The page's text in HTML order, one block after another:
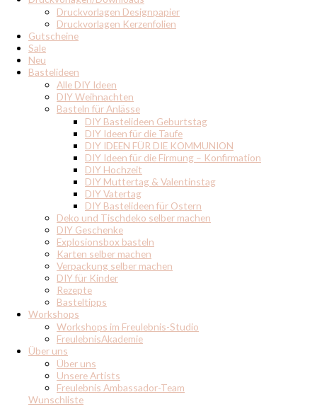
Druckvorlagen Designpapier
Druckvorlagen Kerzenfolien
Gutscheine
Sale
Neu
Bastelideen
Alle DIY Ideen
DIY Weihnachten
Basteln für Anlässe
DIY Bastelideen Geburtstag
DIY Ideen für die Taufe
DIY IDEEN FÜR DIE KOMMUNION
DIY Ideen für die Firmung – Konfirmation
DIY Hochzeit
DIY Muttertag & Valentinstag
DIY Vatertag
DIY Bastelideen für Ostern
Deko und Tischdeko selber machen
DIY Geschenke
Explosionsbox basteln
Karten selber machen
Verpackung selber machen
DIY für Kinder
Rezepte
Basteltipps
Workshops
Workshops im Freulebnis-Studio
FreulebnisAkademie
Über uns
Über uns
Unsere Artists
Freulebnis Ambassador-Team
Wunschliste